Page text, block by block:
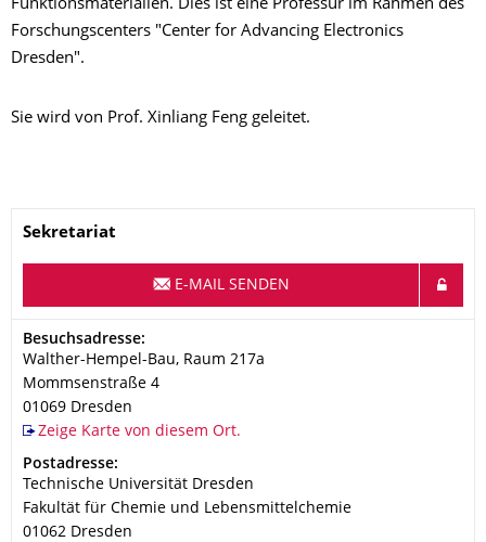
Funktionsmaterialien. Dies ist eine Professur im Rahmen des
Forschungscenters "Center for Advancing Electronics
Dresden".
Sie wird von Prof. Xinliang Feng geleitet.
Name
Sekretariat
E-MAIL SENDEN
Adresse
Besuchsadresse:
Walther-Hempel-Bau, Raum 217a
Mommsenstraße 4
01069 Dresden
Zeige Karte von diesem Ort.
Adresse
Postadresse:
Technische Universität Dresden
Fakultät für Chemie und Lebensmittelchemie
01062 Dresden